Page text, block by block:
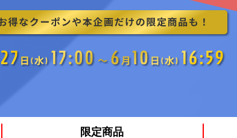
限定商品